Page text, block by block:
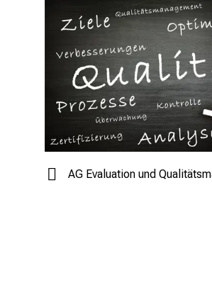
AG Evaluation und